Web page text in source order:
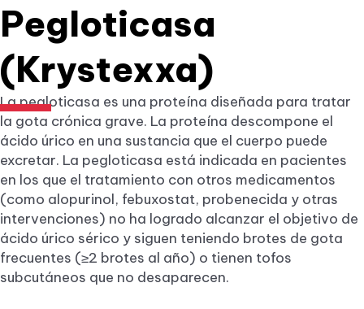
Pegloticasa
(Krystexxa)
La pegloticasa es una proteína diseñada para tratar
la gota crónica grave. La proteína descompone el
ácido úrico en una sustancia que el cuerpo puede
excretar. La pegloticasa está indicada en pacientes
en los que el tratamiento con otros medicamentos
(como alopurinol, febuxostat, probenecida y otras
intervenciones) no ha logrado alcanzar el objetivo de
ácido úrico sérico y siguen teniendo brotes de gota
frecuentes (≥2 brotes al año) o tienen tofos
subcutáneos que no desaparecen.